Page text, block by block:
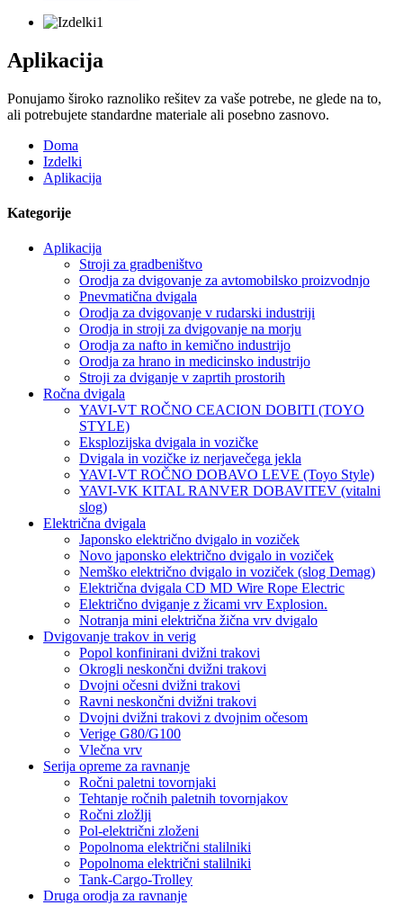
Aplikacija
Ponujamo široko raznoliko rešitev za vaše potrebe, ne glede na to,
ali potrebujete standardne materiale ali posebno zasnovo.
Doma
Izdelki
Aplikacija
Kategorije
Aplikacija
Stroji za gradbeništvo
Orodja za dvigovanje za avtomobilsko proizvodnjo
Pnevmatična dvigala
Orodja za dvigovanje v rudarski industriji
Orodja in stroji za dvigovanje na morju
Orodja za nafto in kemično industrijo
Orodja za hrano in medicinsko industrijo
Stroji za dviganje v zaprtih prostorih
Ročna dvigala
YAVI-VT ROČNO CEACION DOBITI (TOYO
STYLE)
Eksplozijska dvigala in vozičke
Dvigala in vozičke iz nerjavečega jekla
YAVI-VT ROČNO DOBAVO LEVE (Toyo Style)
YAVI-VK KITAL RANVER DOBAVITEV (vitalni
slog)
Električna dvigala
Japonsko električno dvigalo in voziček
Novo japonsko električno dvigalo in voziček
Nemško električno dvigalo in voziček (slog Demag)
Električna dvigala CD MD Wire Rope Electric
Električno dviganje z žicami vrv Explosion.
Notranja mini električna žična vrv dvigalo
Dvigovanje trakov in verig
Popol konfinirani dvižni trakovi
Okrogli neskončni dvižni trakovi
Dvojni očesni dvižni trakovi
Ravni neskončni dvižni trakovi
Dvojni dvižni trakovi z dvojnim očesom
Verige G80/G100
Vlečna vrv
Serija opreme za ravnanje
Ročni paletni tovornjaki
Tehtanje ročnih paletnih tovornjakov
Ročni zložlji
Pol-električni zloženi
Popolnoma električni stalilniki
Popolnoma električni stalilniki
Tank-Cargo-Trolley
Druga orodja za ravnanje